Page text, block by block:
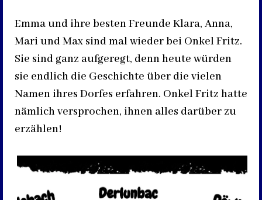
Emma und ihre besten Freunde Klara, Anna,
Mari und Max sind mal wieder bei Onkel Fritz.
Sie sind ganz aufgeregt, denn heute würden
sie endlich die Geschichte über die vielen
Namen ihres Dorfes erfahren. Onkel Fritz hatte
nämlich versprochen, ihnen alles darüber zu
erzählen!